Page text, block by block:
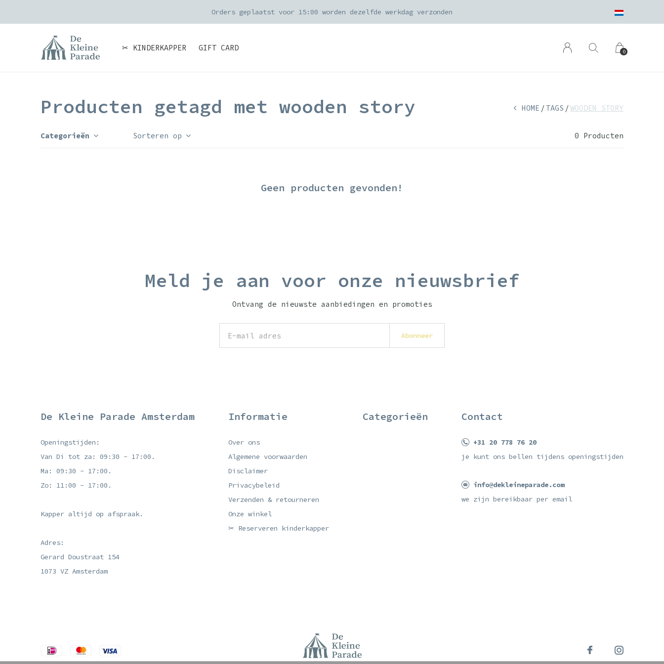
✂ KINDERKAPPER GIFT CARD 0
Orders geplaatst voor 15:00 worden dezelfde werkdag verzonden
Producten getagd met wooden story HOME TAGS WOODEN STORY
Categorieën Sorteren op 0 Producten
Geen producten gevonden!
Meld je aan voor onze nieuwsbrief
Ontvang de nieuwste aanbiedingen en promoties
Abonneer
De Kleine Parade Amsterdam
Openingstijden:
Van Di tot za: 09:30 - 17:00.
Ma: 09:30 - 17:00.
Zo: 11:00 - 17:00.
Kapper altijd op afspraak.
Adres:
Gerard Doustraat 154
1073 VZ Amsterdam
Informatie
Over ons
Algemene voorwaarden
Disclaimer
Privacybeleid
Verzenden & retourneren
Onze winkel
✂ Reserveren kinderkapper
Categorieën Contact
+31 20 778 76 20
je kunt ons bellen tijdens openingstijden
info@dekleineparade.com
we zijn bereikbaar per email